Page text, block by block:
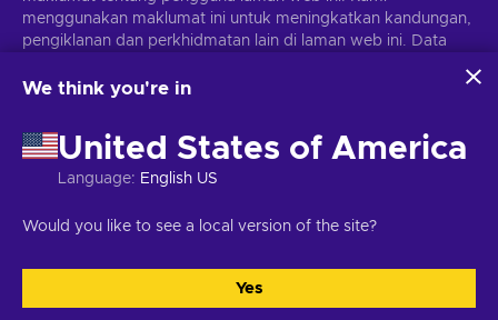
Langgan
Anda boleh berhenti melanggan pada bila-bila masa.Lawati notis
Hak Cipta © 2026 Eneba. Hak cipta terpelihara. JSC "Helis Play",
menggunakan maklumat ini untuk meningkatkan kandungan,
pengiklanan dan perkhidmatan lain di laman web ini. Data
iklan.
penggunaan teknologi ini oleh Eneba dan rakan kongsinya.
Anda boleh melaraskan persetujuan anda dengan mengklik
'Sesuaikan'.
menggunakan data anda, lihatKeselamatan & Privasi
We think you're in
United States of America
Language: English US
Would you like to see a local version of the site?
Yes